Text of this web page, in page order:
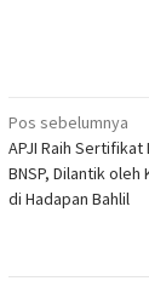
Navigasi
pos
Pos sebelumnya
APJI Raih Sertifikat
BNSP, Dilantik oleh
di Hadapan Bahlil